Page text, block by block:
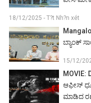
18/12/2025 - T?t Nh?n xét
ಬ್ಯಾಂಕ್
15/12/
MOVIE:
ಆಫೀಸ್
ಮಾಡಿದ